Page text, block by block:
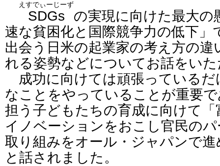
SDGs
えすでぃーじーず
の実現に向けた最大の
速な貧困化と国際競争力の低下
出会う日米の起業家の考え方の
れる姿勢などについてお話をい
成功に向けては頑張っているだ
なことをやっていることが重要
担う子どもたちの育成に向けて
イノベーションをおこし官民の
取り組みをオール・ジャパンで
と話されました。